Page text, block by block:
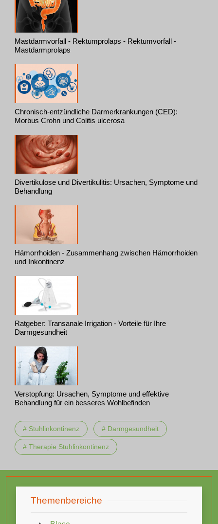
Mastdarmvorfall - Rektumprolaps - Rektumvorfall -
Mastdarmprolaps
Chronisch-entzündliche Darmerkrankungen (CED):
Morbus Crohn und Colitis ulcerosa
Divertikulose und Divertikulitis: Ursachen, Symptome und
Behandlung
Hämorrhoiden - Zusammenhang zwischen Hämorrhoiden
und Inkontinenz
Ratgeber: Transanale Irrigation - Vorteile für Ihre
Darmgesundheit
Verstopfung: Ursachen, Symptome und effektive
Behandlung für ein besseres Wohlbefinden
# Stuhlinkontinenz # Darmgesundheit
# Therapie Stuhlinkontinenz
Themenbereiche